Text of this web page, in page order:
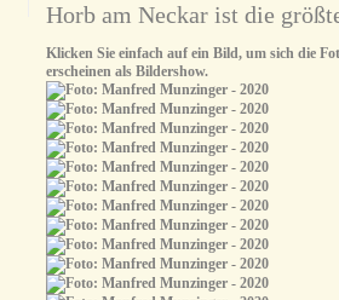
Horb am Neckar ist die
Klicken Sie einfach auf ein Bild, um sich die
erscheinen als Bildershow.